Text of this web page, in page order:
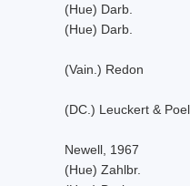
(Hue) Darb.
(Hue) Darb.
(Vain.) Redon
(DC.) Leuckert &
Newell, 1967
(Hue) Zahlbr.